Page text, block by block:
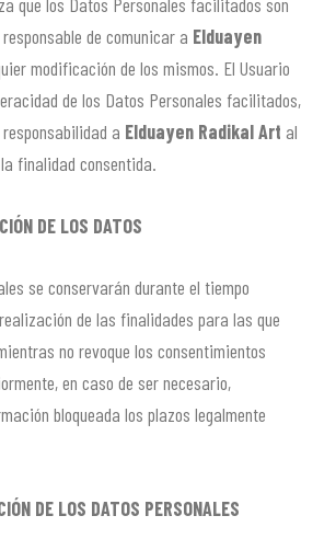
de comunicar a Elduayen
modificación de los mismos. El Usuario
de los Datos Personales facilitados,
a Elduayen Radikal Art al
finalidad consentida.
DE LOS DATOS
se conservarán durante el tiempo
de las finalidades para las que
no revoque los consentimientos
en caso de ser necesario,
bloqueada los plazos legalmente
DE LOS DATOS PERSONALES